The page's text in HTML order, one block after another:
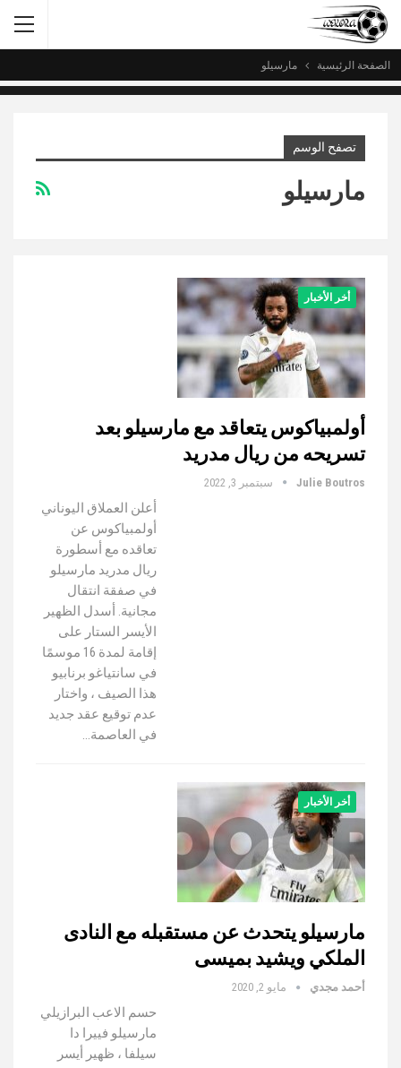
الصفحة الرئيسية مارسيلو
تصفح الوسم
مارسيلو
أخر الأخبار
أولمبياكوس يتعاقد مع مارسيلو بعد
تسريحه من ريال مدريد
Julie Boutros سبتمبر 3, 2022
أعلن العملاق اليوناني
أولمبياكوس عن
تعاقده مع أسطورة
ريال مدريد مارسيلو
في صفقة انتقال
مجانية. أسدل الظهير
الأيسر الستار على
إقامة لمدة 16 موسمًا
في سانتياغو برنابيو
هذا الصيف ، واختار
عدم توقيع عقد جديد
في العاصمة…
أخر الأخبار
مارسيلو يتحدث عن مستقبله مع النادى
الملكي ويشيد بميسى
أحمد مجدي مايو 2, 2020
حسم الاعب البرازيلي
مارسيلو فييرا دا
سيلفا ، ظهير أيسر